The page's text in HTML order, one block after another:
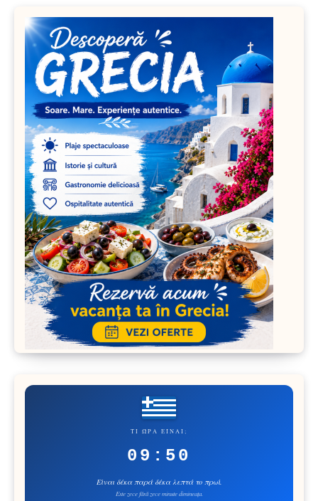
ΤΙ ΏΡΑ ΕΊΝΑΙ;
09:50
Είναι δέκα παρά δέκα λεπτά το πρωί.
Este zece fără zece minute dimineața.